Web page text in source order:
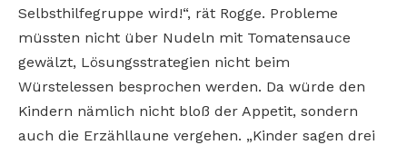
Selbsthilfegruppe wird!“, rät Rogge. Probleme
müssten nicht über Nudeln mit Tomatensauce
gewälzt, Lösungsstrategien nicht beim
Würstelessen besprochen werden. Da würde den
Kindern nämlich nicht bloß der Appetit, sondern
auch die Erzähllaune vergehen. „Kinder sagen drei